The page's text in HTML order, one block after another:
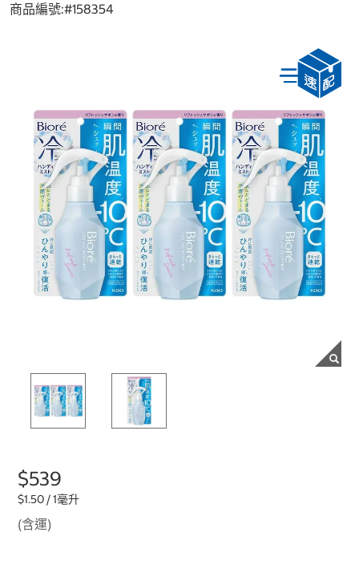
商品編號:#158354
$539
$1.50 / 1毫升
(含運)